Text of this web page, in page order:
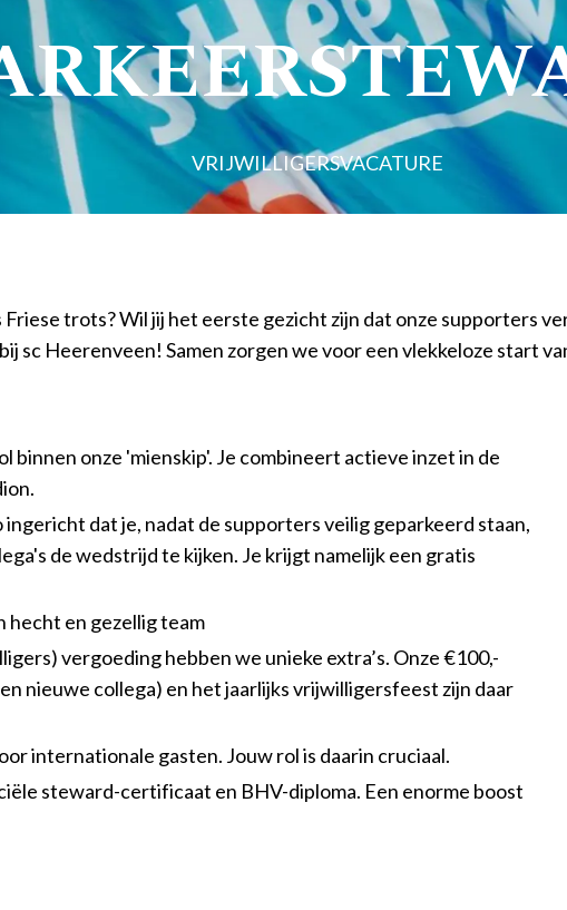
VRIJWILLIGERSVACATURE
Friese trots? Wil jij het eerste gezicht zijn dat onze supporters
sc Heerenveen! Samen zorgen we voor een vlekkeloze start
binnen onze 'mienskip'. Je combineert actieve inzet in de
dat je, nadat de supporters veilig geparkeerd staan,
de wedstrijd te kijken. Je krijgt namelijk een gratis
hecht en gezellig team
vergoeding hebben we unieke extra’s. Onze €100,-
nieuwe collega) en het jaarlijks vrijwilligersfeest zijn daar
internationale gasten. Jouw rol is daarin cruciaal.
steward-certificaat en BHV-diploma. Een enorme boost